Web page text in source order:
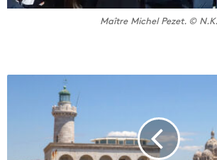
Maître Michel Pezet. © N.K.